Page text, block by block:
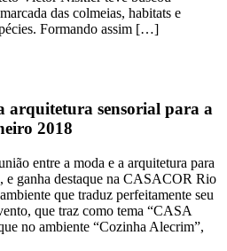
das colmeias, habitats e
Formando assim […]
arquitetura sensorial para a
2018
entre a moda e a arquitetura para
e ganha destaque na CASACOR Rio
que traduz perfeitamente seu
que traz como tema “CASA
no ambiente “Cozinha Alecrim”,